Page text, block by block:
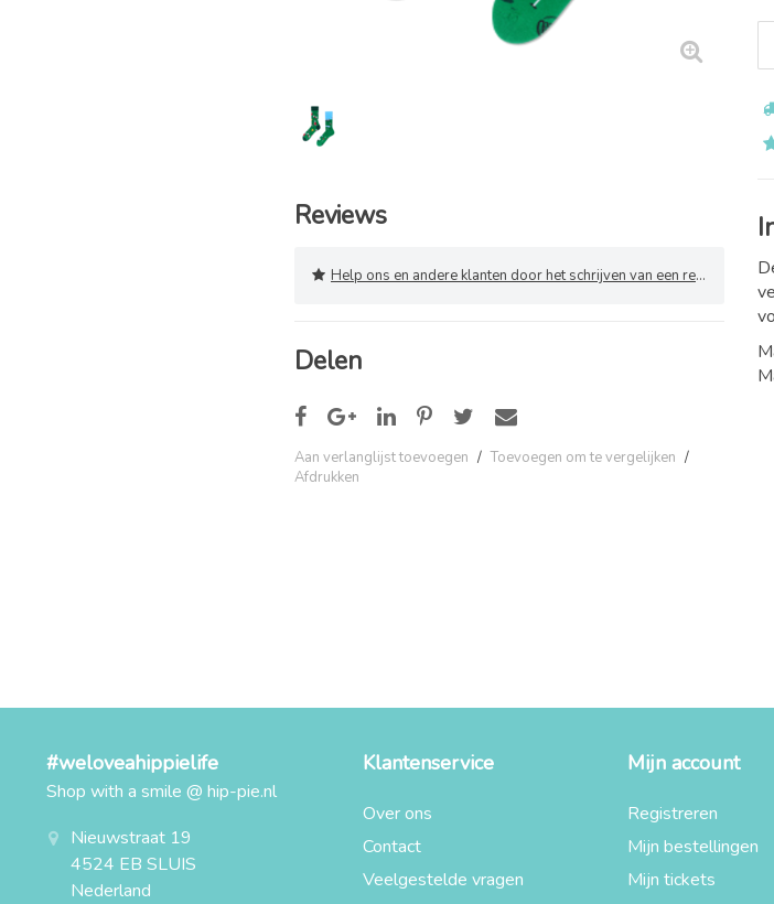
Reviews
Help ons en andere klanten door het schrijven van een review
Delen
Aan verlanglijst toevoegen / Toevoegen om te vergelijken /
Afdrukken
#weloveahippielife
Shop with a smile @ hip-pie.nl
Nieuwstraat 19
4524 EB SLUIS
Nederland
Klantenservice
Over ons
Contact
Veelgestelde vragen
Mijn account
Registreren
Mijn bestellingen
Mijn tickets